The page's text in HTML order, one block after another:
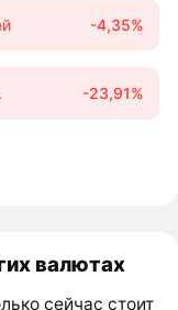
-4,35%
-23,91%
валютах
сейчас стоит